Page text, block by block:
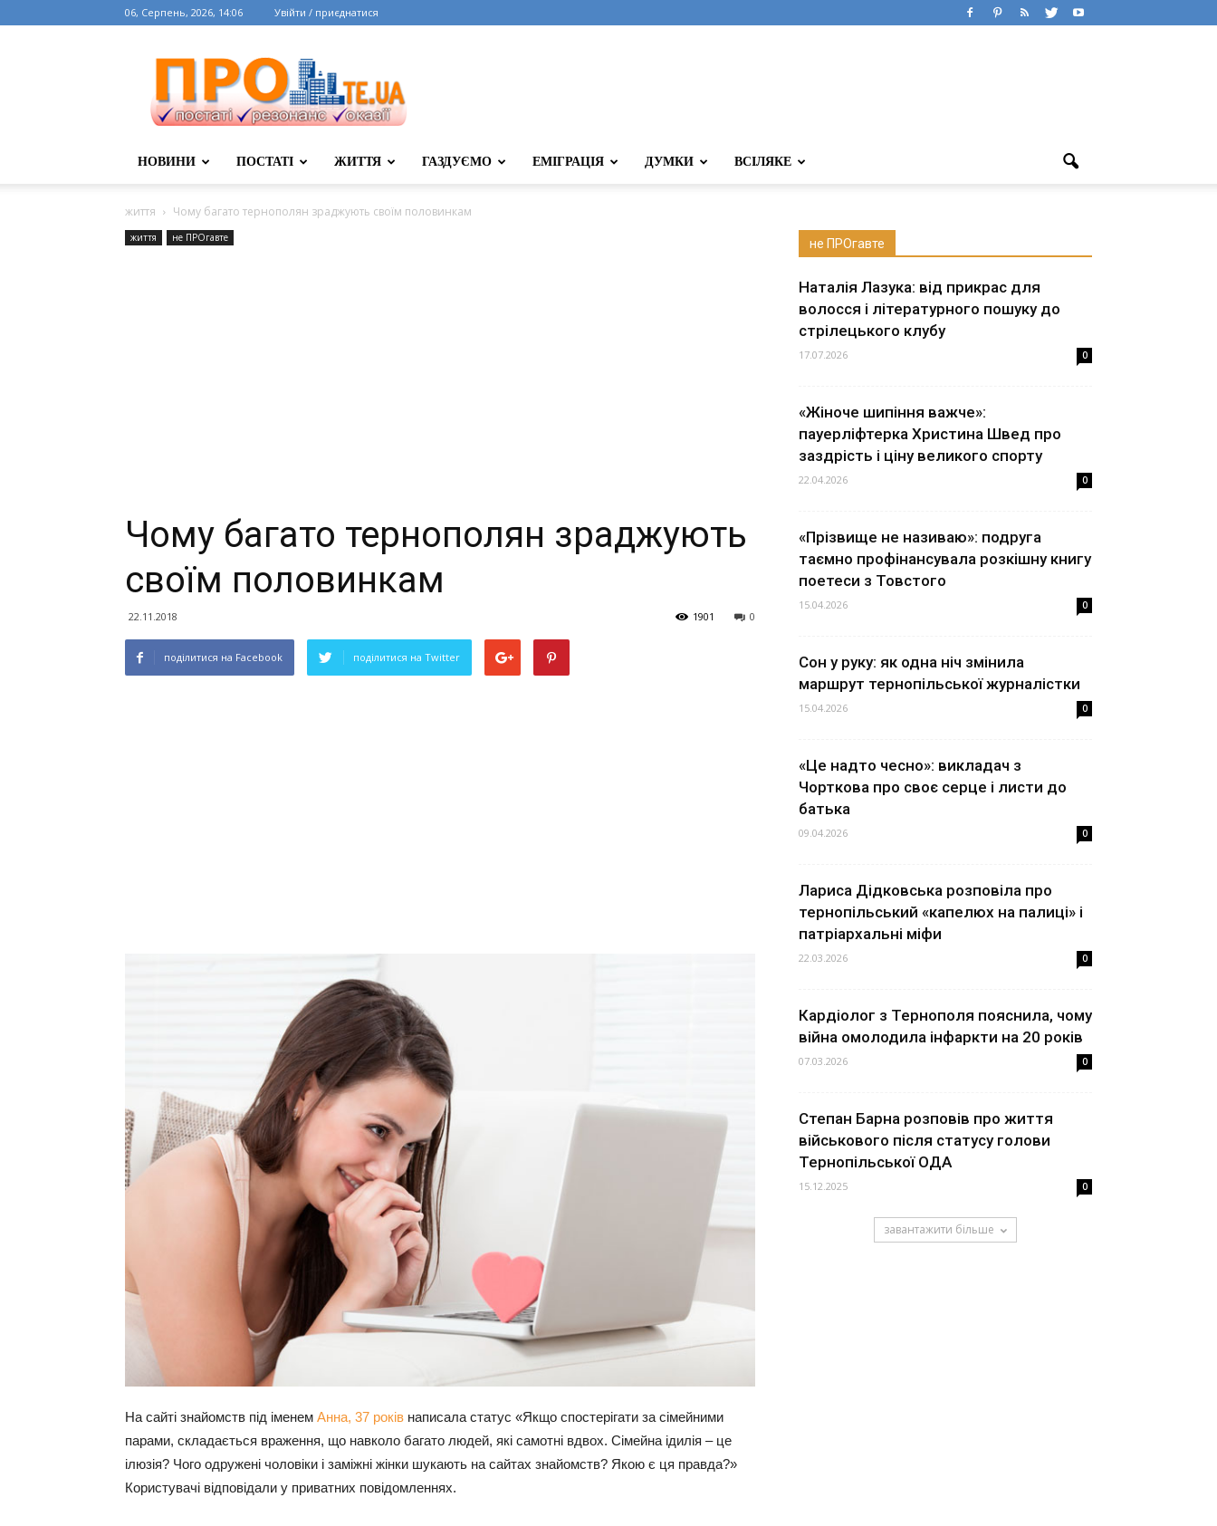
06, Серпень, 2026, 14:06 Увійти / приєднатися
НОВИНИ ПОСТАТІ ЖИТТЯ ГАЗДУЄМО ЕМІГРАЦІЯ ДУМКИ ВСІЛЯКЕ
життя Чому багато тернополян зраджують своїм половинкам
життя не ПРОгавте
Чому багато тернополян зраджують
своїм половинкам
22.11.2018 0
1901
поділитися на Facebook поділитися на Twitter
На сайті знайомств під іменем Анна, 37 років написала статус «Якщо спостерігати за сімейними
парами, складається враження, що навколо багато людей, які самотні вдвох. Сімейна ідилія – це
ілюзія? Чого одружені чоловіки і заміжні жінки шукають на сайтах знайомств? Якою є ця правда?»
Користувачі відповідали у приватних повідомленнях.
не ПРОгавте
Наталія Лазука: від прикрас для
волосся і літературного пошуку до
стрілецького клубу
17.07.2026 0
«Жіноче шипіння важче»:
пауерліфтерка Христина Швед про
заздрість і ціну великого спорту
22.04.2026 0
«Прізвище не називаю»: подруга
таємно профінансувала розкішну книгу
поетеси з Товстого
15.04.2026 0
Сон у руку: як одна ніч змінила
маршрут тернопільської журналістки
15.04.2026 0
«Це надто чесно»: викладач з
Чорткова про своє серце і листи до
батька
09.04.2026 0
Лариса Дідковська розповіла про
тернопільський «капелюх на палиці» і
патріархальні міфи
22.03.2026 0
Кардіолог з Тернополя пояснила, чому
війна омолодила інфаркти на 20 років
07.03.2026 0
Степан Барна розповів про життя
військового після статусу голови
Тернопільської ОДА
15.12.2025 0
завантажити більше